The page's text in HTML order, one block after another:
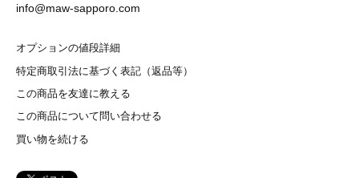
info@maw-sapporo.com
オプションの値段詳細
特定商取引法に基づく表記（返品等）
この商品を友達に教える
この商品について問い合わせる
買い物を続ける